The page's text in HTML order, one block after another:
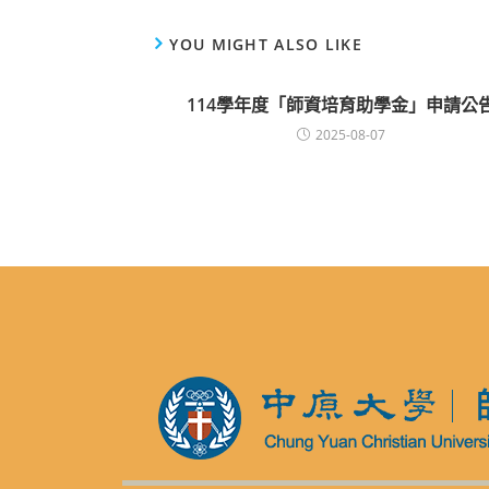
YOU MIGHT ALSO LIKE
114學年度「師資培育助學金」申請公
2025-08-07